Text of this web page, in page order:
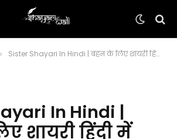
Sister Shayari In Hindi | बहन के लिए शायरी हिंदी में
In Hindi |
शायरी हिंदी में